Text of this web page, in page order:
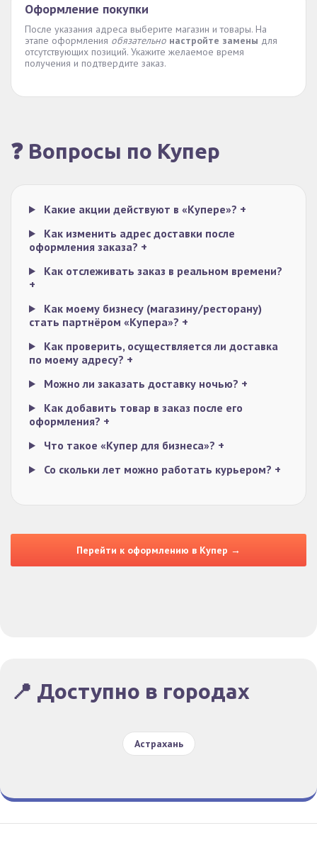
Оформление покупки
После указания адреса выберите магазин и товары. На
этапе оформления обязательно настройте замены для
отсутствующих позиций. Укажите желаемое время
получения и подтвердите заказ.
❓ Вопросы по Купер
Какие акции действуют в «Купере»? +
Как изменить адрес доставки после
оформления заказа? +
Как отслеживать заказ в реальном времени?
+
Как моему бизнесу (магазину/ресторану)
стать партнёром «Купера»? +
Как проверить, осуществляется ли доставка
по моему адресу? +
Можно ли заказать доставку ночью? +
Как добавить товар в заказ после его
оформления? +
Что такое «Купер для бизнеса»? +
Со скольки лет можно работать курьером? +
Перейти к оформлению в Купер →
📍 Доступно в городах
Астрахань